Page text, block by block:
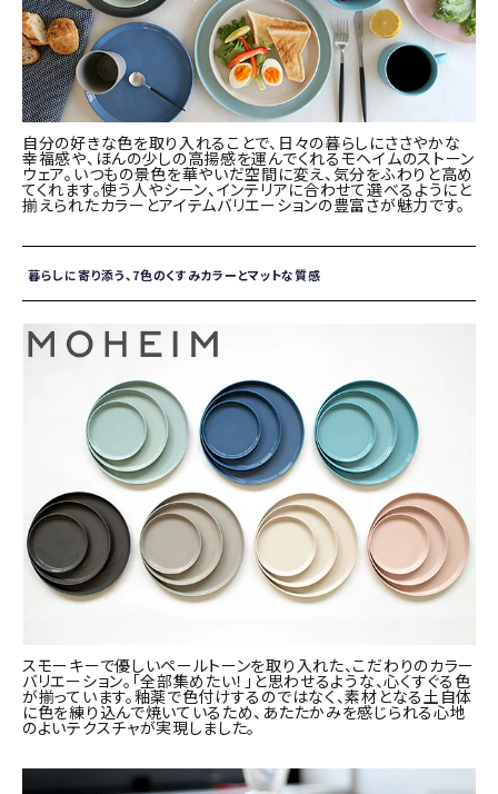
自分の好きな色を取り入れることで、日々の暮らしにささやかな
幸福感や、ほんの少しの高揚感を運んでくれるモヘイムのストーン
ウェア。いつもの景色を華やいだ空間に変え、気分をふわりと高め
てくれます。使う人やシーン、インテリアに合わせて選べるようにと
揃えられたカラーとアイテムバリエーションの豊富さが魅力です。
暮らしに寄り添う、7色のくすみカラーとマットな質感
スモーキーで優しいペールトーンを取り入れた、こだわりのカラー
バリエーション。「全部集めたい！」と思わせるような、心くすぐる色
が揃っています。釉薬で色付けするのではなく、素材となる土自体
に色を練り込んで焼いているため、あたたかみを感じられる心地
のよいテクスチャが実現しました。